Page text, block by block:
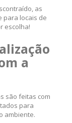
as
para locais de
escolha!
a
são feitas com
para
ambiente.